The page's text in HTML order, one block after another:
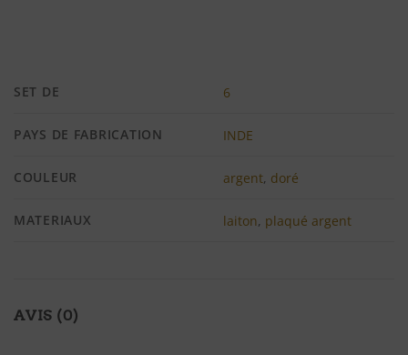
SET DE 6
PAYS DE FABRICATION INDE
COULEUR argent, doré
MATERIAUX laiton, plaqué argent
AVIS (0)